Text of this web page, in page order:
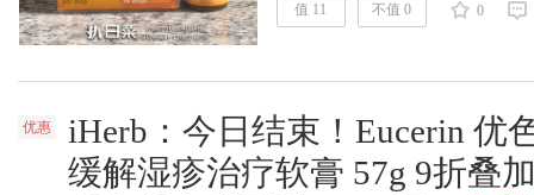
无味，不含人工色素、香精、防
值 11 不值 0 0
优惠
iHerb：今日结束！Eucerin 优
缓解湿疹治疗软膏 57g 9折叠